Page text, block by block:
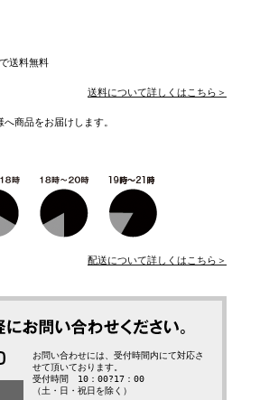
送料無料
送料について詳しくはこちら＞
商品をお届けします。
配送について詳しくはこちら＞
お問い合わせには、受付時間内にて対応さ
せて頂いております。
受付時間 10：00?17：00
（土・日・祝日を除く）